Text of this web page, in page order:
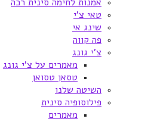
טאי צ'י
שינג אי
פה קווה
צ'י גונג
מאמרים על צ'י גונג
טסאן טסואן
השיטה שלנו
פילוסופיה סינית
מאמרים